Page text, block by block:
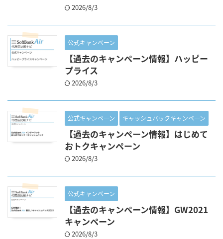
2026/8/3
公式キャンペーン
【過去のキャンペーン情報】ハッピー
プライス
2026/8/3
公式キャンペーン キャッシュバックキャンペーン
【過去のキャンペーン情報】はじめて
おトクキャンペーン
2026/8/3
公式キャンペーン
【過去のキャンペーン情報】GW2021
キャンペーン
2026/8/3